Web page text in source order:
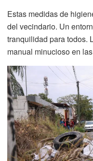
Estas medidas de
del vecindario. Un
tranquilidad para todos.
manual minucioso en